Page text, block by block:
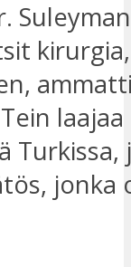
Turkissa,
jonka